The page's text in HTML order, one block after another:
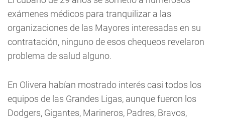
exámenes médicos para tranquilizar a las
organizaciones de las Mayores interesadas en su
contratación, ninguno de esos chequeos revelaron
problema de salud alguno.
En Olivera habían mostrado interés casi todos los
equipos de las Grandes Ligas, aunque fueron los
Dodgers, Gigantes, Marineros, Padres, Bravos,